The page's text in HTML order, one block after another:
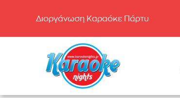
Διοργάνωση Καραόκε Πάρτυ